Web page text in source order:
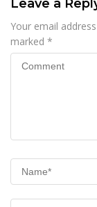
Leave a
Your email
marked *